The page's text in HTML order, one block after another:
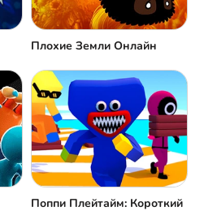
Плохие Земли Онлайн
Поппи Плейтайм: Короткий